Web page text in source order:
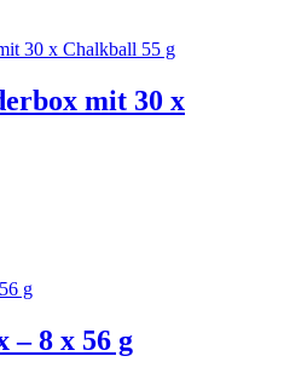
mit 30 x
– 8 x 56 g